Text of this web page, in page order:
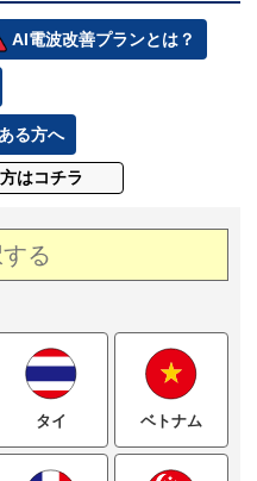
AI電波改善プランとは？
る方へ
はコチラ
タイ ベトナム